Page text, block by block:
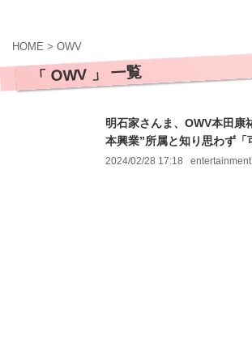
HOME > OWV
「 OWV 」 一覧
明石家さんま、OWV本田康
本興業”所属と知り思わず「
2024/02/28 17:18 entertainment